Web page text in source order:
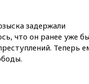
задержали
что он ранее уже
Теперь